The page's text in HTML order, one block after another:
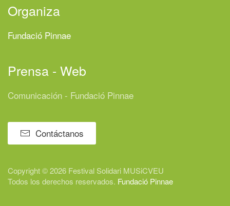
Organiza
Fundació Pinnae
Prensa - Web
Comunicación - Fundació Pinnae
Contáctanos
Copyright © 2026 Festival Solidari MUSiCVEU
Todos los derechos reservados. Fundació Pinnae